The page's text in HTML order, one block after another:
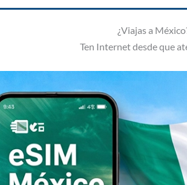
¿Viajas a
Ten Internet desde que